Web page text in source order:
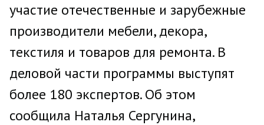
участие отечественные и зарубежные
производители мебели, декора,
текстиля и товаров для ремонта. В
деловой части программы выступят
более 180 экспертов. Об этом
сообщила Наталья Сергунина,